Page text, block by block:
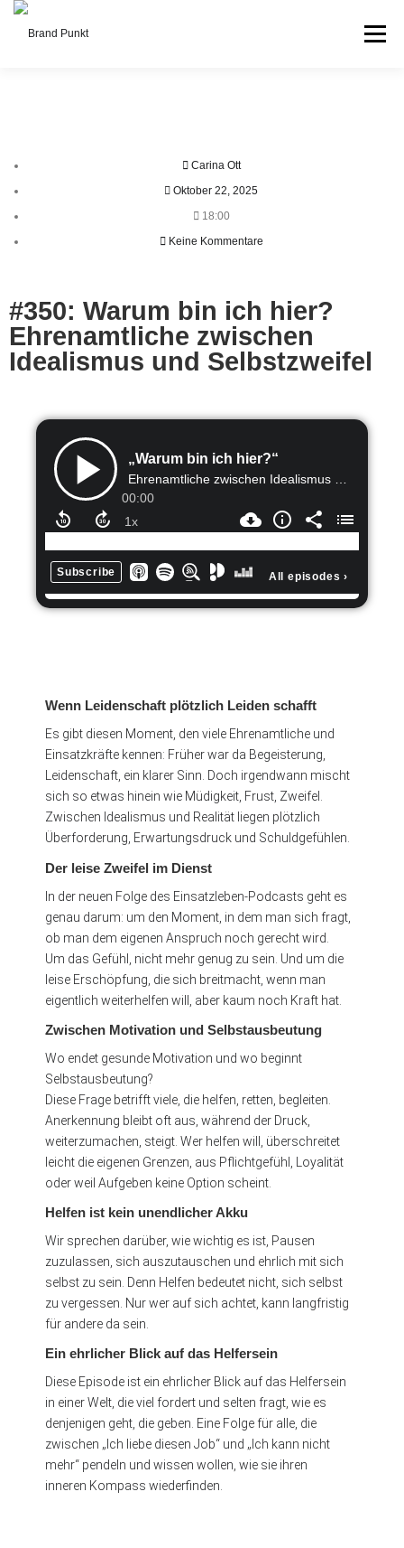
Menü
Carina Ott
Oktober 22, 2025
18:00
Keine Kommentare
#350: Warum bin ich hier?
Ehrenamtliche zwischen
Idealismus und Selbstzweifel
Wenn Leidenschaft plötzlich Leiden schafft
Es gibt diesen Moment, den viele Ehrenamtliche und
Einsatzkräfte kennen: Früher war da Begeisterung,
Leidenschaft, ein klarer Sinn. Doch irgendwann mischt
sich so etwas hinein wie Müdigkeit, Frust, Zweifel.
Zwischen Idealismus und Realität liegen plötzlich
Überforderung, Erwartungsdruck und Schuldgefühlen.
Der leise Zweifel im Dienst
In der neuen Folge des Einsatzleben-Podcasts geht es
genau darum: um den Moment, in dem man sich fragt,
ob man dem eigenen Anspruch noch gerecht wird.
Um das Gefühl, nicht mehr genug zu sein. Und um die
leise Erschöpfung, die sich breitmacht, wenn man
eigentlich weiterhelfen will, aber kaum noch Kraft hat.
Zwischen Motivation und Selbstausbeutung
Wo endet gesunde Motivation und wo beginnt
Selbstausbeutung?
Diese Frage betrifft viele, die helfen, retten, begleiten.
Anerkennung bleibt oft aus, während der Druck,
weiterzumachen, steigt. Wer helfen will, überschreitet
leicht die eigenen Grenzen, aus Pflichtgefühl, Loyalität
oder weil Aufgeben keine Option scheint.
Helfen ist kein unendlicher Akku
Wir sprechen darüber, wie wichtig es ist, Pausen
zuzulassen, sich auszutauschen und ehrlich mit sich
selbst zu sein. Denn Helfen bedeutet nicht, sich selbst
zu vergessen. Nur wer auf sich achtet, kann langfristig
für andere da sein.
Ein ehrlicher Blick auf das Helfersein
Diese Episode ist ein ehrlicher Blick auf das Helfersein
in einer Welt, die viel fordert und selten fragt, wie es
denjenigen geht, die geben. Eine Folge für alle, die
zwischen „Ich liebe diesen Job“ und „Ich kann nicht
mehr“ pendeln und wissen wollen, wie sie ihren
inneren Kompass wiederfinden.